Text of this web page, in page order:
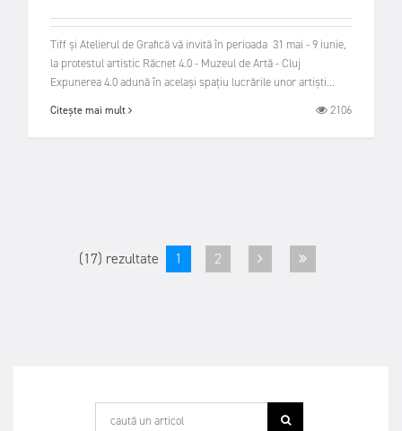
Tiff și Atelierul de Grafică vă invită în perioada 31 mai - 9 iunie,
la protestul artistic Răcnet 4.0 - Muzeul de Artă - Cluj
Expunerea 4.0 adună în același spațiu lucrările unor artiști...
Citește mai mult 2106
(17) rezultate 1 2